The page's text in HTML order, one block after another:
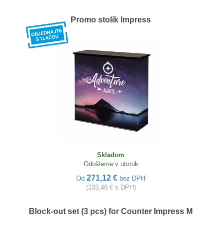
Promo stolík Impress
Skladom
Odošleme v utorok
Od 271,12 € bez DPH
(333,48 € s DPH)
Block-out set (3 pcs) for Counter Impress M